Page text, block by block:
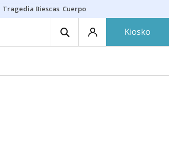
Tragedia Biescas Cuerpo ría
Kiosko